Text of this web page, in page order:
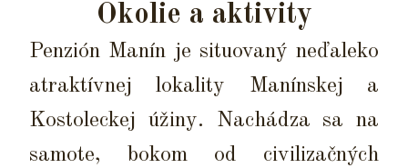
Okolie a aktivity
Penzión Manín je situovaný neďaleko
atraktívnej lokality Manínskej a
Kostoleckej úžiny. Nachádza sa na
samote, bokom od civilizačných